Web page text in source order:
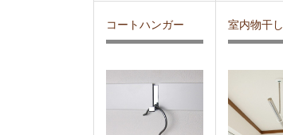
コートハンガー 室内物干し